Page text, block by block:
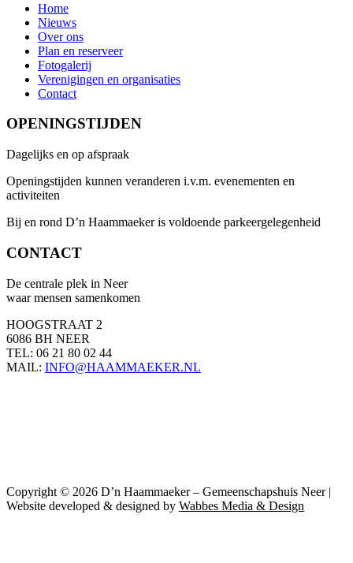
Home
Nieuws
Over ons
Plan en reserveer
Fotogalerij
Verenigingen en organisaties
Contact
OPENINGSTIJDEN
Dagelijks en op afspraak
Openingstijden kunnen veranderen i.v.m. evenementen en
activiteiten
Bij en rond D’n Haammaeker is voldoende parkeergelegenheid
CONTACT
De centrale plek in Neer
waar mensen samenkomen
HOOGSTRAAT 2
6086 BH NEER
TEL: 06 21 80 02 44
MAIL: INFO@HAAMMAEKER.NL
Copyright © 2026 D’n Haammaeker – Gemeenschapshuis Neer |
Website developed & designed by Wabbes Media & Design